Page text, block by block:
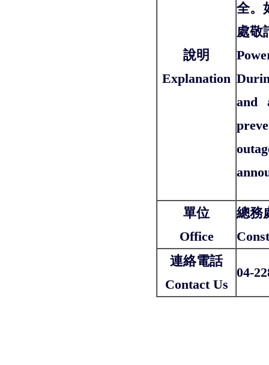
說明
Explanation
全。
處敬
and
單位
Office
總務
連絡電話
Contact Us
04-